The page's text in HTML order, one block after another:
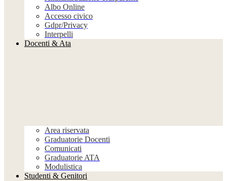
Albo Online
Accesso civico
Gdpr/Privacy
Interpelli
Docenti & Ata
Area riservata
Graduatorie Docenti
Comunicati
Graduatorie ATA
Modulistica
Studenti & Genitori